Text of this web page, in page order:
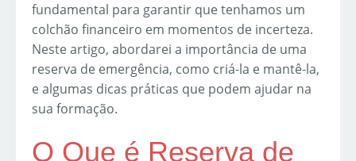
fundamental para garantir que tenhamos um
colchão financeiro em momentos de incerteza.
Neste artigo, abordarei a importância de uma
reserva de emergência, como criá-la e mantê-la,
e algumas dicas práticas que podem ajudar na
sua formação.
O Que é Reserva de